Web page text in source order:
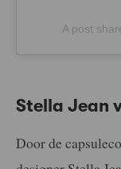
A post
Stella Jean
Door de